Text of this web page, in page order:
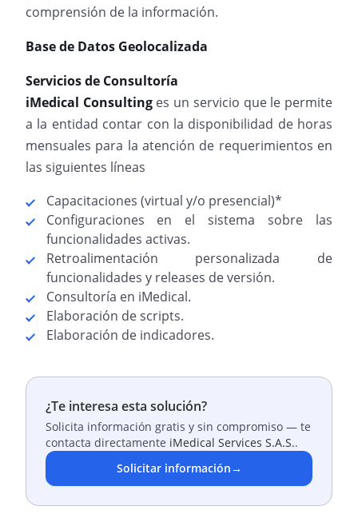
comprensión de la información.
Base de Datos Geolocalizada
Servicios de Consultoría
iMedical Consultinges un servicio que le permite
a la entidad contar con la disponibilidad de horas
mensuales para la atención de requerimientos en
las siguientes líneas
Capacitaciones (virtual y/o presencial)*
Configuraciones en el sistema sobre las
funcionalidades activas.
Retroalimentación personalizada de
funcionalidades y releases de versión.
Consultoría en iMedical.
Elaboración de scripts.
Elaboración de indicadores.
¿Te interesa esta solución?
Solicita información gratis y sin compromiso — te
contacta directamente iMedical Services S.A.S..
Solicitar información→